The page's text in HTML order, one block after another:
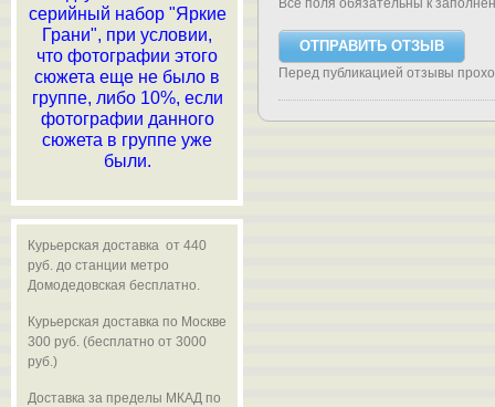
Все поля обязательны к
Перед публикацией отзывы
серийный набор "Яркие
Грани", при условии,
что фотографии этого
сюжета еще не было в
группе, либо 10%, если
фотографии данного
сюжета в группе уже
были.
Курьерская доставка от 440
руб. до станции метро
Домодедовская бесплатно.
Курьерская доставка по Москве
300 руб. (бесплатно от 3000
руб.)
Доставка за пределы МКАД по